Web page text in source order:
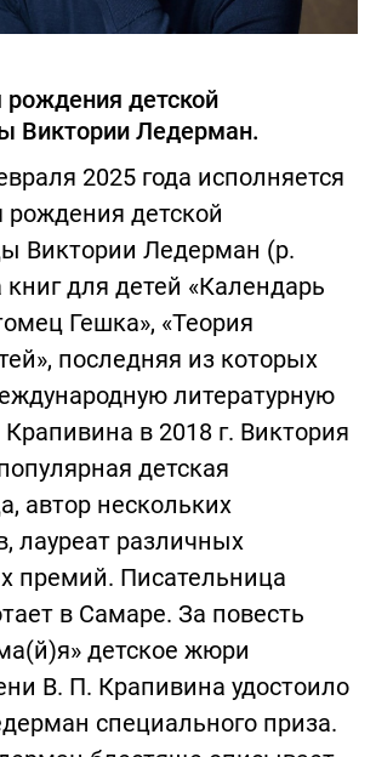
рождения детской
Виктории Ледерман.
2025 года исполняется
рождения детской
Виктории Ледерман (р.
книг для детей «Календарь
Гешка», «Теория
последняя из которых
литературную
в 2018 г. Виктория
детская
автор нескольких
лауреат различных
премий. Писательница
в Самаре. За повесть
детское жюри
В. П. Крапивина удостоило
специального приза.